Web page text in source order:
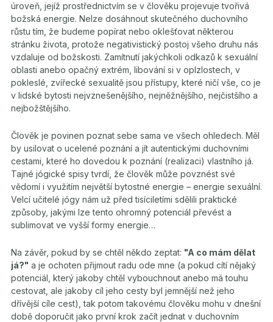
úroveň, jejíž prostřednictvím se v člověku projevuje tvořivá
božská energie. Nelze dosáhnout skutečného duchovního
růstu tím, že budeme popírat nebo oklešťovat některou
stránku života, protože negativistický postoj všeho druhu nás
vzdaluje od božskosti. Zamítnutí jakýchkoli odkazů k sexuální
oblasti anebo opačný extrém, libování si v oplzlostech, v
pokleslé, zvířecké sexualitě jsou přístupy, které ničí vše, co je
v lidské bytosti nejvznešenějšího, nejněžnějšího, nejčistšího a
nejbožštějšího.
Člověk je povinen poznat sebe sama ve všech ohledech. Měl
by usilovat o ucelené poznání a jít autentickými duchovními
cestami, které ho dovedou k poznání (realizaci) vlastního já.
Tajné jógické spisy tvrdí, že člověk může povznést své
vědomí i využitím největší bytostné energie – energie sexuální.
Velcí učitelé jógy nám už před tisíciletími sdělili praktické
způsoby, jakými lze tento ohromný potenciál převést a
sublimovat ve vyšší formy energie…
Na závěr, pokud by se chtěl někdo zeptat: "A co mám dělat
já?" a je ochoten přijmout radu ode mne (a pokud cítí nějaký
potenciál, který jakoby chtěl vybouchnout anebo má touhu
cestovat, ale jakoby cíl jeho cesty byl jemnější než jeho
dřívější cíle cest), tak potom takovému člověku mohu v dnešní
době doporučit jako první krok začít jednat v duchovním